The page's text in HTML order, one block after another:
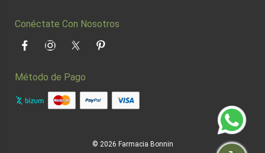
Conéctate Con Nosotros
FacebookInstagramTwitter Pinterest
Método de Pago
© 2026 Farmacia Bonnin